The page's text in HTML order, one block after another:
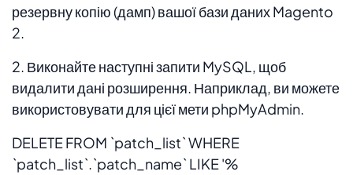
резервну копію (дамп) вашої бази даних Magento
2.
2. Виконайте наступні запити MySQL, щоб
видалити дані розширення. Наприклад, ви можете
використовувати для цієї мети phpMyAdmin.
DELETE FROM `patch_list` WHERE
`patch_list`.`patch_name` LIKE '%